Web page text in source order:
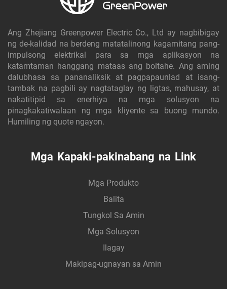
Ang Zhejiang Greenpower Electric Co., Ltd ay nagbibigay
ng de-kalidad na berdeng matatalinong kagamitang pang-
impulsong elektrikal para sa mga aplikasyon na
katamtaman hanggang mataas ang boltahe. Ang aming
dalubhasa sa pananaliksik at pagpapaunlad at isang-
tambak na pagbili ay nagtataglay ng ligtas, mahusay, at
nakatitipid sa enerhiya na mga solusyon na
pinagkakatiwalaan ng mga kliyente sa buong mundo.
Humiling ng quote ngayon.
Mga Kapaki-pakinabang na Link
Mga Produkto
Balita
Tungkol Sa Amin
Mga Solusyon
Ilagay
Makipag-ugnayan sa Amin